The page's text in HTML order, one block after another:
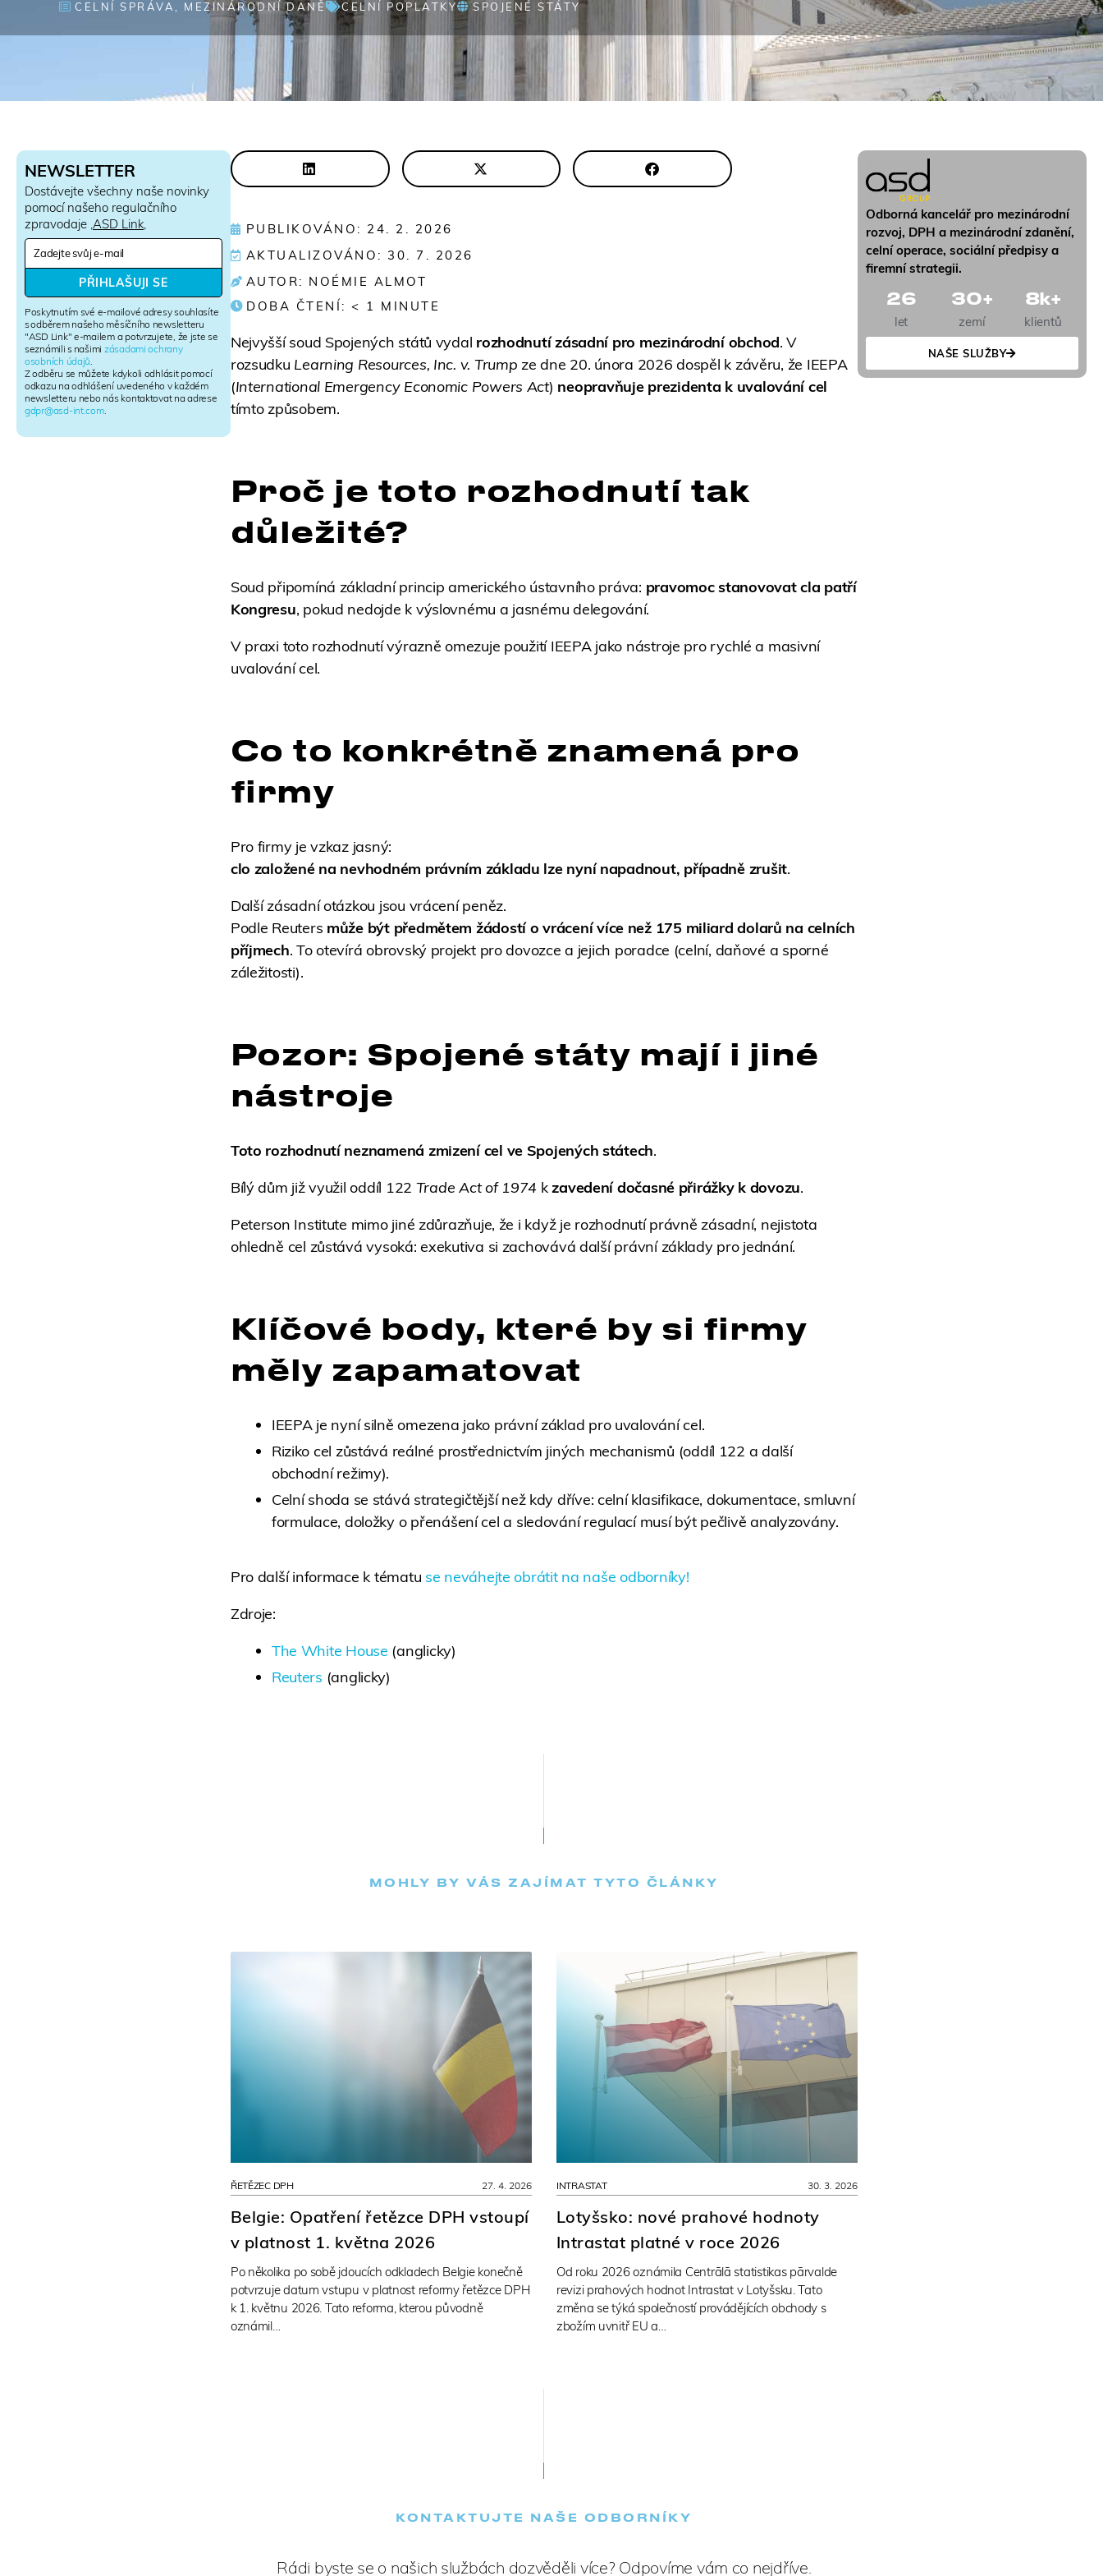
CELNÍ SPRÁVA MEZINÁRODNÍ DANĚ CELNÍ POPLATKY SPOJENÉ STÁTY
NEWSLETTER
Dostávejte všechny naše novinky
pomocí našeho regulačního
zpravodaje ‚ ASD Link
N
s
l
e
t
t
e
r
S
i
Poskytnutím své e-mailové adresy souhlasíte
s odběrem našeho měsíčního newsletteru
"ASD Link" e-mailem a potvrzujete, že jste se
seznámili s našimi zásadami ochrany
osobních údajů
Z odběru se můžete kdykoli odhlásit pomocí
odkazu na odhlášení uvedeného v každém
newsletteru nebo nás kontaktovat na adrese
gdpr@asd-int.com.
PŘIHLAŠUJI SE
PUBLIKOVÁNO: 24. 2. 2026
AKTUALIZOVÁNO: 30. 7. 2026
AUTOR: NOÉMIE ALMOT
DOBA ČTENÍ: < 1 MINUTE
Nejvyšší soud Spojených států vydal rozhodnutí zásadní pro mezinárodní obchod. V
rozsudku Learning Resources, Inc. v. Trump ze dne 20. února 2026 dospěl k závěru, že IEEPA
(International Emergency Economic Powers Act) neopravňuje prezidenta k uvalování cel
tímto způsobem.
Proč je toto rozhodnutí tak
důležité?
Soud připomíná základní princip amerického ústavního práva: pravomoc stanovovat cla patří
Kongresu, pokud nedojde k výslovnému a jasnému delegování.
V praxi toto rozhodnutí výrazně omezuje použití IEEPA jako nástroje pro rychlé a masivní
uvalování cel.
Co to konkrétně znamená pro
firmy
Pro firmy je vzkaz jasný:
clo založené na nevhodném právním základu lze nyní napadnout, případně zrušit.
Další zásadní otázkou jsou vrácení peněz.
Podle Reuters může být předmětem žádostí o vrácení více než 175 miliard dolarů na celních
příjmech. To otevírá obrovský projekt pro dovozce a jejich poradce (celní, daňové a sporné
záležitosti).
Pozor: Spojené státy mají i jiné
nástroje
Toto rozhodnutí neznamená zmizení cel ve Spojených státech.
Bílý dům již využil oddíl 122 Trade Act of 1974 k zavedení dočasné přirážky k dovozu.
Peterson Institute mimo jiné zdůrazňuje, že i když je rozhodnutí právně zásadní, nejistota
ohledně cel zůstává vysoká: exekutiva si zachovává další právní základy pro jednání.
Klíčové body, které by si firmy
měly zapamatovat
IEEPA je nyní silně omezena jako právní základ pro uvalování cel.
Riziko cel zůstává reálné prostřednictvím jiných mechanismů (oddíl 122 a další
obchodní režimy).
Celní shoda se stává strategičtější než kdy dříve: celní klasifikace, dokumentace, smluvní
formulace, doložky o přenášení cel a sledování regulací musí být pečlivě analyzovány.
Pro další informace k tématu se neváhejte obrátit na naše odborníky!
Zdroje:
The White House (anglicky)
Reuters (anglicky)
MOHLY BY VÁS ZAJÍMAT TYTO ČLÁNKY
ŘETĚZEC DPH
Belgie: Opatření řetězce DPH vstoupí
v platnost 1. května 2026
Po několika po sobě jdoucích odkladech Belgie konečně
potvrzuje datum vstupu v platnost reformy řetězce DPH
k 1. květnu 2026. Tato reforma, kterou původně
oznámil…
27. 4. 2026 INTRASTAT
Lotyšsko: nové prahové hodnoty
Intrastat platné v roce 2026
Od roku 2026 oznámila Centrālā statistikas pārvalde
revizi prahových hodnot Intrastat v Lotyšsku. Tato
změna se týká společností provádějících obchody s
zbožím uvnitř EU a…
30. 3. 2026
KONTAKTUJTE NAŠE ODBORNÍKY
Rádi byste se o našich službách dozvěděli více? Odpovíme vám co nejdříve.
Odborná kancelář pro mezinárodní
rozvoj, DPH a mezinárodní zdanění,
celní operace, sociální předpisy a
firemní strategii.
let
26
zemí
30+
klientů
8k+
NAŠE SLUŽBY